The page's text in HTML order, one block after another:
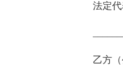
法定代
乙方（